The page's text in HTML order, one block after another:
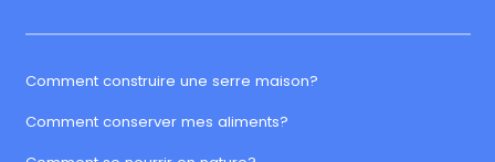
Comment construire une serre maison?
Comment conserver mes aliments?